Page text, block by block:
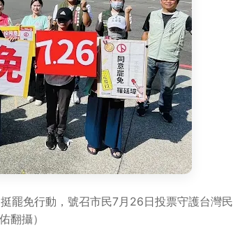
罷免行動，號召市民7月26日投票守護台灣民
翻攝）